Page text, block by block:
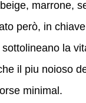
marrone,
però, in
la
il piu noioso
minimal.